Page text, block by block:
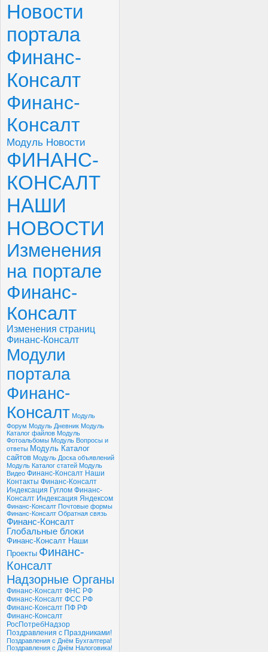
Новости
портала
Финанс-
Консалт
Финанс-
Консалт
Модуль Новости
ФИНАНС-
КОНСАЛТ
НАШИ
НОВОСТИ
Изменения
на портале
Финанс-
Консалт
Изменения страниц
Финанс-Консалт
Модули
портала
Финанс-
Консалт Модуль
Форум Модуль Дневник Модуль
Каталог файлов Модуль
Фотоальбомы Модуль Вопросы и
ответы Модуль Каталог
сайтов Модуль Доска объявлений
Модуль Каталог статей Модуль
Видео Финанс-Консалт Наши
Контакты Финанс-Консалт
Индексация Гуглом Финанс-
Консалт Индексация Яндексом
Финанс-Консалт Почтовые формы
Финанс-Консалт Обратная связь
Финанс-Консалт
Глобальные блоки
Финанс-Консалт Наши
Проекты Финанс-
Консалт
Надзорные Органы
Финанс-Консалт ФНС РФ
Финанс-Консалт ФСС РФ
Финанс-Консалт ПФ РФ
Финанс-Консалт
РосПотребНадзор
Поздравления с Праздниками!
Поздравления с Днём Бухгалтера!
Поздравления с Днём Налоговика!